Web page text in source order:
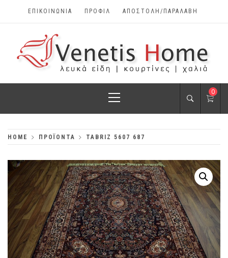
ΕΠΙΚΟΙΝΩΝΊΑ ΠΡΟΦΊΛ ΑΠΟΣΤΟΛΗ/ΠΑΡΑΛΑΒΗ
VENETIS HOME
ΧΑΛΙΆ, ΛΕΥΚΆ
Menu
0
HOME ΠΡΟΪΌΝΤΑ TABRIZ 5607 687